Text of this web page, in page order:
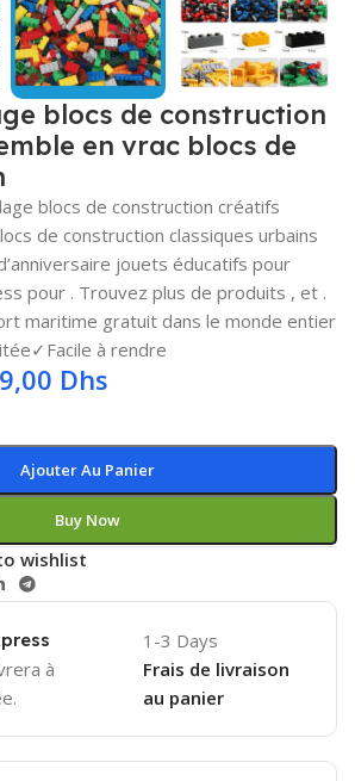
blocs de construction
en vrac blocs de
blocs de construction créatifs
de construction classiques urbains
jouets éducatifs pour
pour . Trouvez plus de produits , et .
maritime gratuit dans le monde entier
à rendre
Dhs
Ajouter Au Panier
Buy Now
wishlist
à
1-3 Days
Frais de livraison
au panier